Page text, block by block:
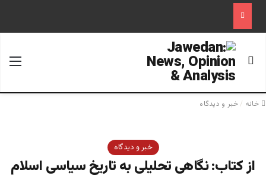
جستجو برای
خانه /خبر و دیدگاه
خبر و دیدگاه
از کتاب: نگاهی تحلیلی به تاریخ سیاسی اسلام